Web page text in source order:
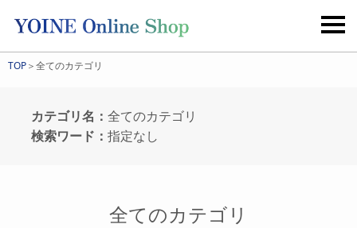
TOP＞全てのカテゴリ
カテゴリ名： 全てのカテゴリ
検索ワード： 指定なし
全てのカテゴリ